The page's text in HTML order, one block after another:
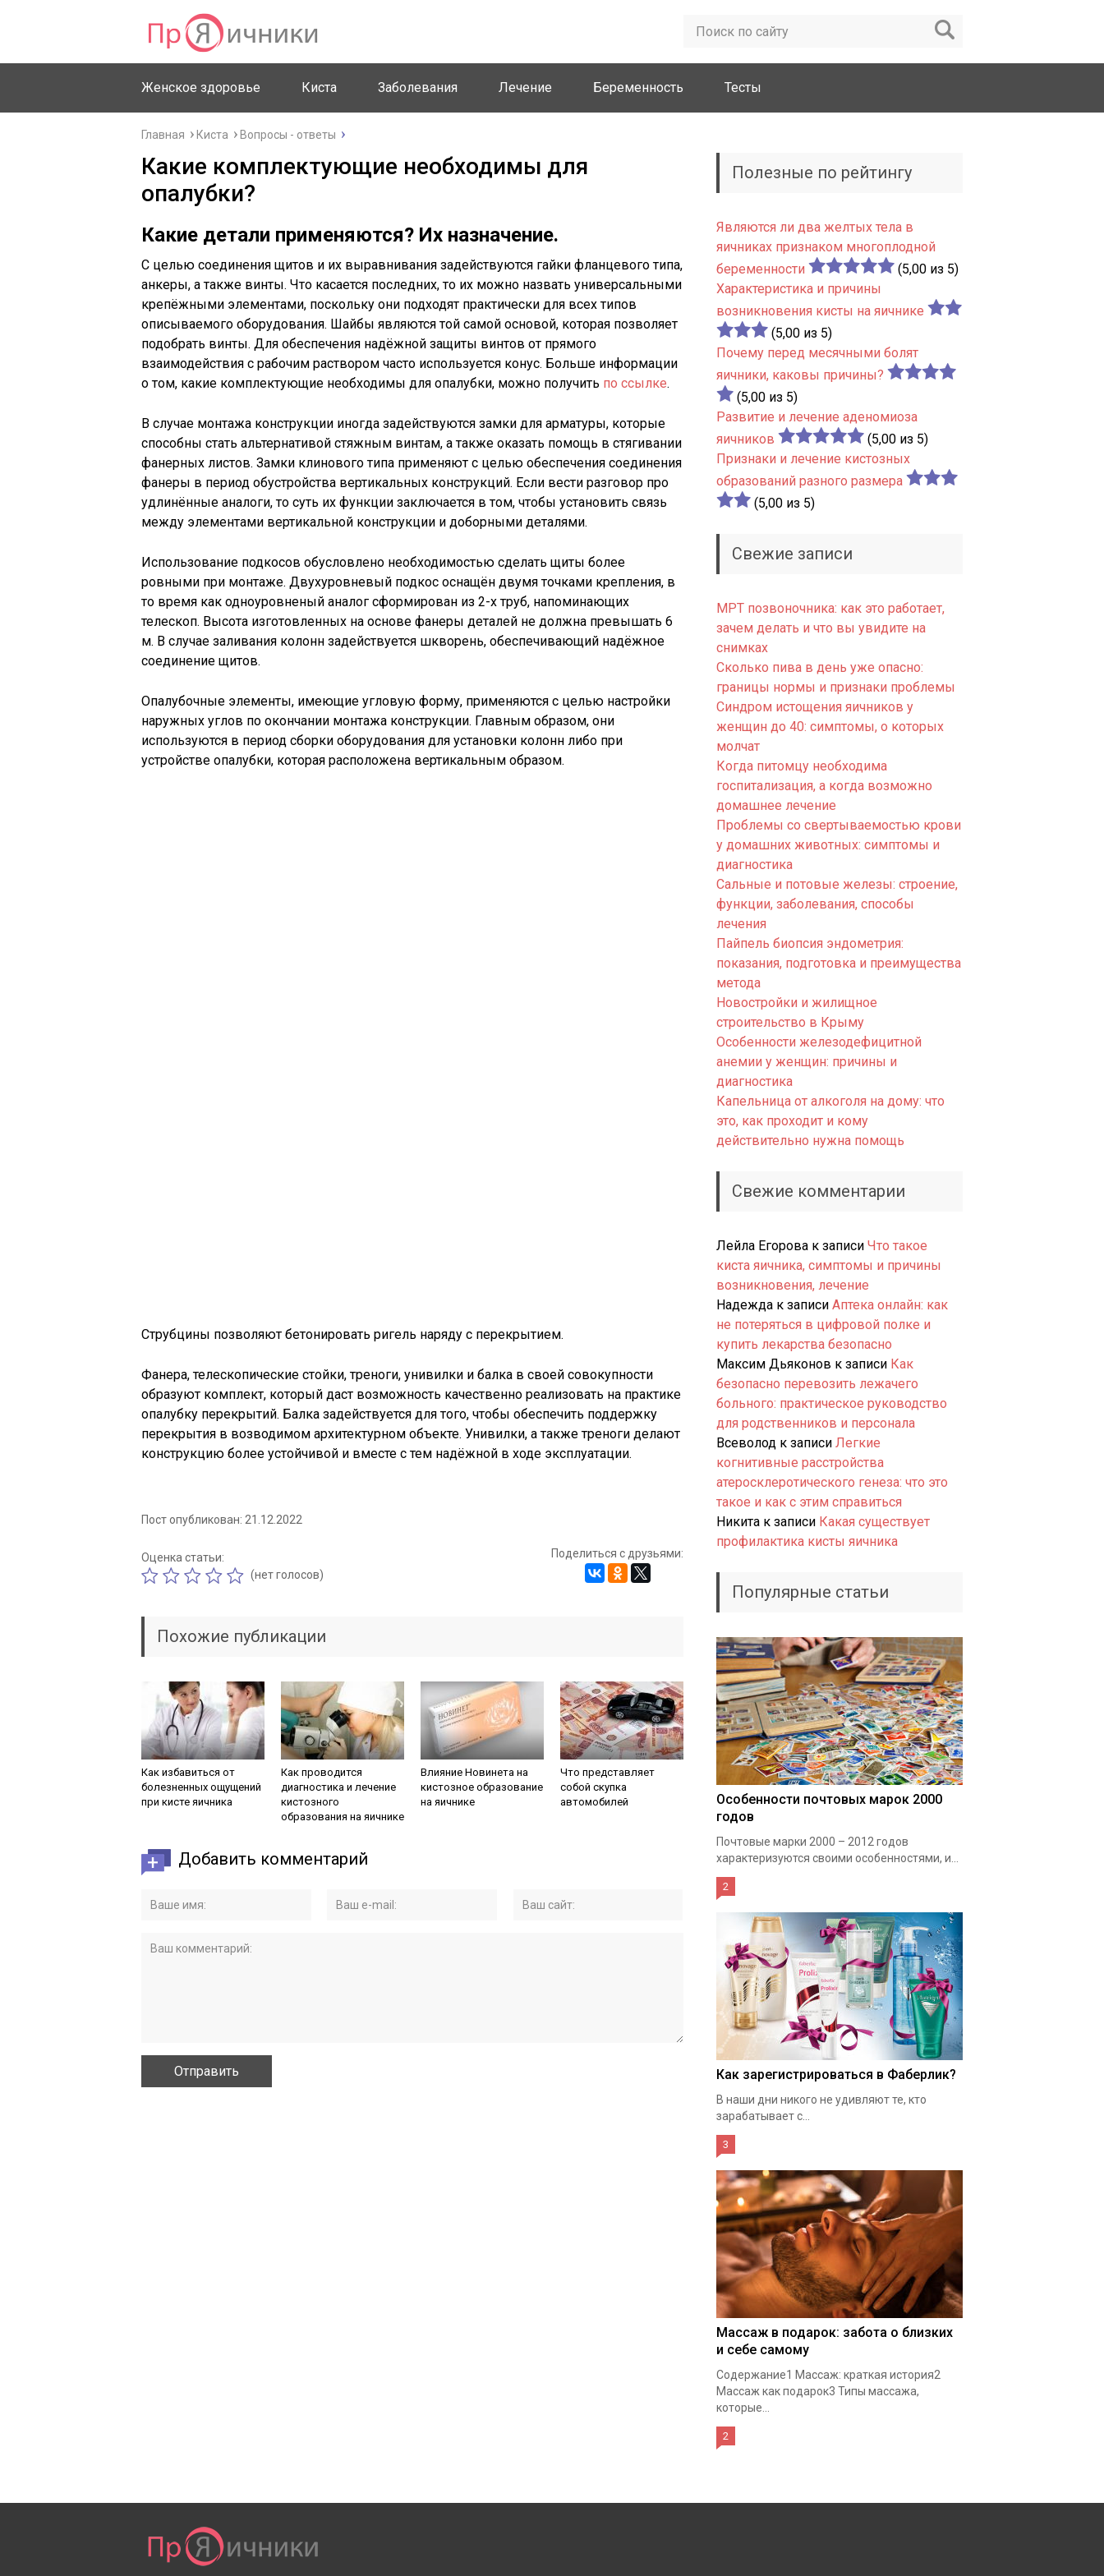
Женское здоровье Киста Заболевания Лечение Беременность Тесты
Главная Киста Вопросы - ответы
Какие комплектующие необходимы для
опалубки?
Какие детали применяются? Их назначение.
С целью соединения щитов и их выравнивания задействуются гайки фланцевого типа,
анкеры, а также винты. Что касается последних, то их можно назвать универсальными
крепёжными элементами, поскольку они подходят практически для всех типов
описываемого оборудования. Шайбы являются той самой основой, которая позволяет
подобрать винты. Для обеспечения надёжной защиты винтов от прямого
взаимодействия с рабочим раствором часто используется конус. Больше информации
о том, какие комплектующие необходимы для опалубки, можно получить по ссылке.
В случае монтажа конструкции иногда задействуются замки для арматуры, которые
способны стать альтернативой стяжным винтам, а также оказать помощь в стягивании
фанерных листов. Замки клинового типа применяют с целью обеспечения соединения
фанеры в период обустройства вертикальных конструкций. Если вести разговор про
удлинённые аналоги, то суть их функции заключается в том, чтобы установить связь
между элементами вертикальной конструкции и доборными деталями.
Использование подкосов обусловлено необходимостью сделать щиты более
ровными при монтаже. Двухуровневый подкос оснащён двумя точками крепления, в
то время как одноуровненый аналог сформирован из 2-х труб, напоминающих
телескоп. Высота изготовленных на основе фанеры деталей не должна превышать 6
м. В случае заливания колонн задействуется шкворень, обеспечивающий надёжное
соединение щитов.
Опалубочные элементы, имеющие угловую форму, применяются с целью настройки
наружных углов по окончании монтажа конструкции. Главным образом, они
используются в период сборки оборудования для установки колонн либо при
устройстве опалубки, которая расположена вертикальным образом.
Струбцины позволяют бетонировать ригель наряду с перекрытием.
Фанера, телескопические стойки, треноги, унивилки и балка в своей совокупности
образуют комплект, который даст возможность качественно реализовать на практике
опалубку перекрытий. Балка задействуется для того, чтобы обеспечить поддержку
перекрытия в возводимом архитектурном объекте. Унивилки, а также треноги делают
конструкцию более устойчивой и вместе с тем надёжной в ходе эксплуатации.
Пост опубликован: 21.12.2022
Оценка статьи:
(нет голосов)
Поделиться с друзьями:
Похожие публикации
Как избавиться от
болезненных ощущений
при кисте яичника
Как проводится
диагностика и лечение
кистозного
образования на яичнике
Влияние Новинета на
кистозное образование
на яичнике
Что представляет
собой скупка
автомобилей
Добавить комментарий
Полезные по рейтингу
Являются ли два желтых тела в
яичниках признаком многоплодной
беременности
(5,00 из 5)
Характеристика и причины
возникновения кисты на яичнике
(5,00 из 5)
Почему перед месячными болят
яичники, каковы причины?
(5,00 из 5)
Развитие и лечение аденомиоза
яичников
(5,00 из 5)
Признаки и лечение кистозных
образований разного размера
(5,00 из 5)
Свежие записи
МРТ позвоночника: как это работает,
зачем делать и что вы увидите на
снимках
Сколько пива в день уже опасно:
границы нормы и признаки проблемы
Синдром истощения яичников у
женщин до 40: симптомы, о которых
молчат
Когда питомцу необходима
госпитализация, а когда возможно
домашнее лечение
Проблемы со свертываемостью крови
у домашних животных: симптомы и
диагностика
Сальные и потовые железы: строение,
функции, заболевания, способы
лечения
Пайпель биопсия эндометрия:
показания, подготовка и преимущества
метода
Новостройки и жилищное
строительство в Крыму
Особенности железодефицитной
анемии у женщин: причины и
диагностика
Капельница от алкоголя на дому: что
это, как проходит и кому
действительно нужна помощь
Свежие комментарии
Лейла Егорова к записи Что такое
киста яичника, симптомы и причины
возникновения, лечение
Надежда к записи Аптека онлайн: как
не потеряться в цифровой полке и
купить лекарства безопасно
Максим Дьяконов к записи Как
безопасно перевозить лежачего
больного: практическое руководство
для родственников и персонала
Всеволод к записи Легкие
когнитивные расстройства
атеросклеротического генеза: что это
такое и как с этим справиться
Никита к записи Какая существует
профилактика кисты яичника
Популярные статьи
Особенности почтовых марок 2000
годов
Почтовые марки 2000 – 2012 годов
характеризуются своими особенностями, и...
2
Как зарегистрироваться в Фаберлик?
В наши дни никого не удивляют те, кто
зарабатывает с...
3
Массаж в подарок: забота о близких
и себе самому
Содержание1 Массаж: краткая история2
Массаж как подарок3 Типы массажа,
которые...
2